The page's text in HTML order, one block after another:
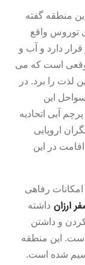
منطقه گفته
توروس واقع
شهر قرار دارد و آب و
موقعی است که می
لذت را برد. در
این
آبی اتحادیه
اروپایی
در این
رفاهی
ارزان داشته
و داشتن
این منطقه
شده است.